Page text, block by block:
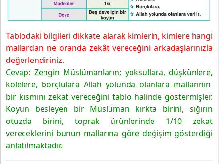
Tablodaki bilgileri dikkate alarak kimlerin, kimlere hangi
mallardan ne oranda zekât vereceğini arkadaşlarınızla
değerlendiriniz.
Cevap: Zengin Müslümanların; yoksullara, düşkünlere,
kölelere, borçlulara Allah yolunda olanlara mallarının
bir kısmını zekat vereceğini tablo halinde göstermişler.
Koyun besleyen bir Müslüman kırkta birini, sığırın
otuzda birini, toprak ürünlerinde 1/10 zekat
vereceklerini bunun mallarına göre değişim gösterdiği
anlatılmaktadır.